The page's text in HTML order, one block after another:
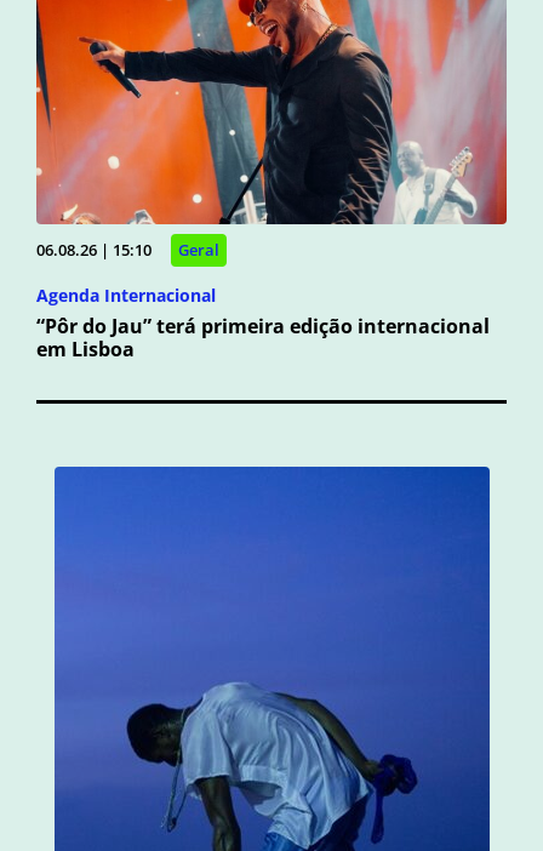
06.08.26 | 15:10 Geral
Agenda Internacional
“Pôr do Jau” terá primeira edição internacional
em Lisboa